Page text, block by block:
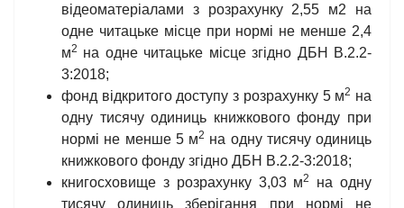
відеоматеріалами з розрахунку 2,55 м2 на
одне читацьке місце при нормі не менше 2,4
м2 на одне читацьке місце згідно ДБН В.2.2-
3:2018;
фонд відкритого доступу з розрахунку 5 м2 на
одну тисячу одиниць книжкового фонду при
нормі не менше 5 м2 на одну тисячу одиниць
книжкового фонду згідно ДБН В.2.2-3:2018;
книгосховище з розрахунку 3,03 м2
на одну
тисячу одиниць зберігання при нормі не